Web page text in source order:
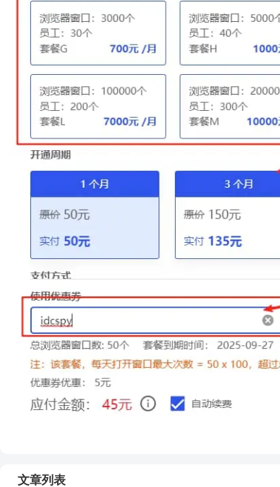
文章列表